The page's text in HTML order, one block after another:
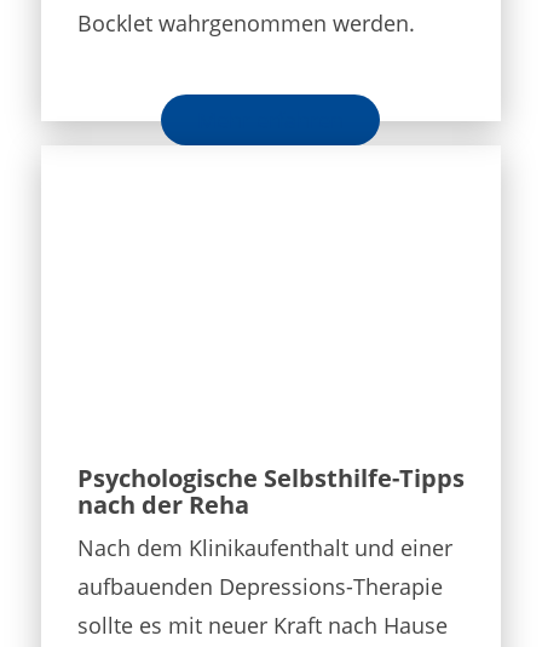
Bocklet wahrgenommen werden.
Psychologische Selbsthilfe-Tipps
nach der Reha
Nach dem Klinikaufenthalt und einer
aufbauenden Depressions-Therapie
sollte es mit neuer Kraft nach Hause